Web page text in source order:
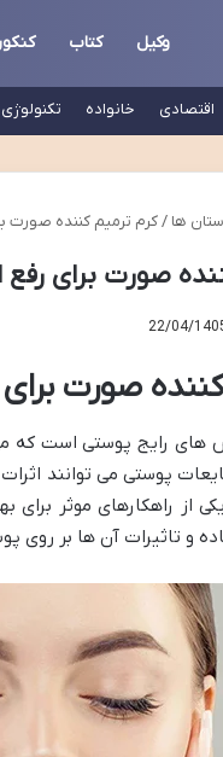
وکیل کتاب
اقتصادی خانواده تکنولوژی
ها / کرم ترمیم کننده صورت
صورت برای رفع
صورت
های رایج پوستی است که
پوستی می توانند
از راهکارهای موثر برای
و تاثیرات آن ها بر روی